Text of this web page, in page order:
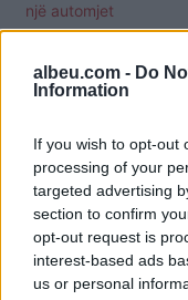
albeu.com - Do
Information
If you wish to opt-out
processing of your
targeted advertising
section to confirm
opt-out request is
interest-based ads
us or personal
një automjet